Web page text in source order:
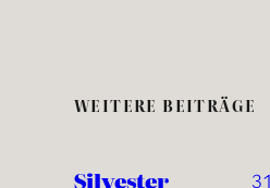
WEITERE BEITRÄGE
Silvester